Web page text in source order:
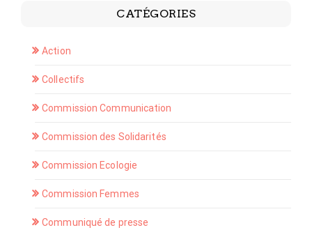
CATÉGORIES
Action
Collectifs
Commission Communication
Commission des Solidarités
Commission Ecologie
Commission Femmes
Communiqué de presse